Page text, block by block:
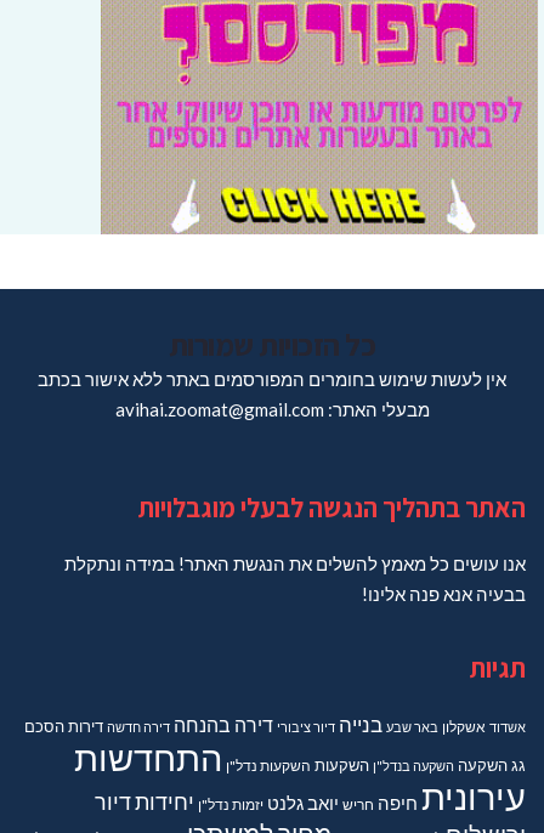
כל הזכויות שמורות
אין לעשות שימוש בחומרים המפורסמים באתר ללא אישור בכתב
מבעלי האתר: avihai.zoomat@gmail.com
האתר בתהליך הנגשה לבעלי מוגבלויות
אנו עושים כל מאמץ להשלים את הנגשת האתר! במידה ונתקלת
בבעיה אנא פנה אלינו!
תגיות
אשדוד אשקלון באר שבע בנייה דיור ציבורי דירה בהנחה דירה חדשה דירותהסכם
גגהשקעה השקעה בנדל"ן השקעות השקעות נדל"ן התחדשות
עירונית חיפה חריש יואב גלנט יזמות נדל"ן יחידות דיור